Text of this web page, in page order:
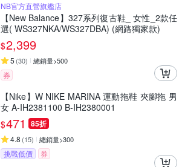
NB官方直營旗艦店
【New Balance】327系列復古鞋_ 女性_2款任
選( WS327NKA/WS327DBA) (網路獨家款)
$2,399
5 (30) 總銷量>500
券
【Nike】W NIKE MARINA 運動拖鞋 夾腳拖 男
女 A-IH2381100 B-IH2380001
$471 85折
4.8 (15) 總銷量>300
挑戰低價 券